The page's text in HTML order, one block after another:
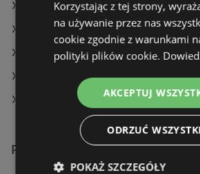
Aktualne gazetki Selgros
Aktualne gazetki E.Leclerc
Aktualne gazetki Biedronka
Aktualne gazetki Action
Sklepy Lidl w Międzyzdroje
Podobne sklepy detaliczne
Korzystając z tej strony,
na używanie przez nas
cookie zgodnie z warunkami
polityki plików cookie.
AKCEPTUJ
ODRZUĆ
POKAŻ SZCZEGÓŁY